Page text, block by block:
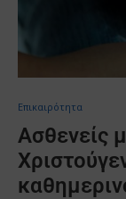
Επικαιρότητα
Ασθενείς